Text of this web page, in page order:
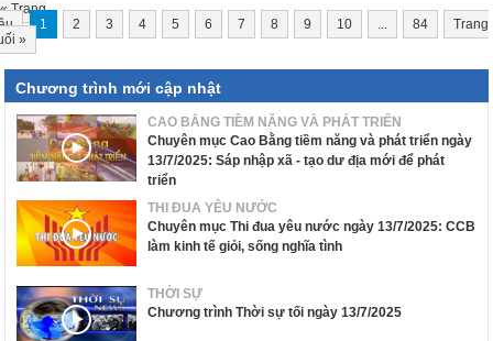
«Trang
1 2 3 4 5 6 7 8 9 10 ... 84
Trang
»
Chương trình mới cập nhật
CAO BẰNG TIỀM NĂNG VÀ PHÁT TRIỂN
Chuyên mục Cao Bằng tiềm năng và phát triển ngày
13/7/2025: Sáp nhập xã - tạo dư địa mới để phát
triển
THI ĐUA YÊU NƯỚC
Chuyên mục Thi đua yêu nước ngày 13/7/2025: CCB
làm kinh tế giỏi, sống nghĩa tình
THỜI SỰ
Chương trình Thời sự tối ngày 13/7/2025